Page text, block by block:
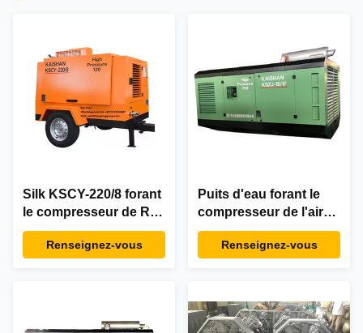
Silk KSCY-220/8 forant
le compresseur de Rig
Machine Portable
Diesel Air
Renseignez-vous
Puits d'eau forant le
compresseur de l'air
132KW stationnaire
18m3 à vis/minute
Renseignez-vous